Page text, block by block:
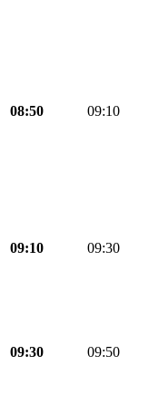
08:50 09:10
09:10 09:30
09:30 09:50